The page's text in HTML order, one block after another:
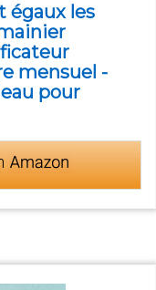
égaux les
mensuel -
pour